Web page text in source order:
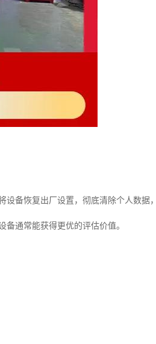
备恢复出厂设置，彻底清除个人数据
通常能获得更优的评估价值。